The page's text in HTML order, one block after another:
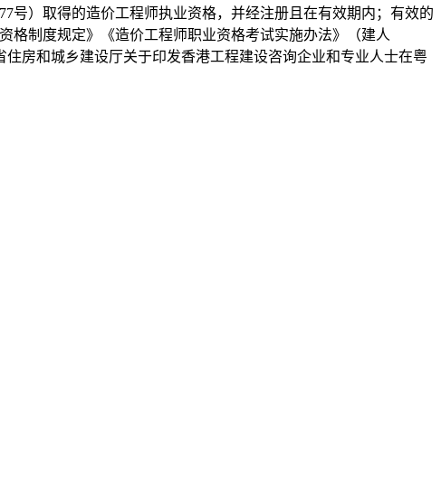
）取得的造价工程师执业资格，并经注册且在有效期内；有效的
格制度规定》《造价工程师职业资格考试实施办法》（建人
房和城乡建设厅关于印发香港工程建设咨询企业和专业人士在粤